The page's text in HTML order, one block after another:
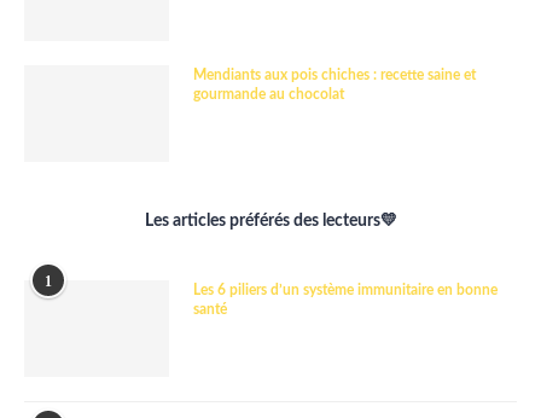
Mendiants aux pois chiches : recette saine et
gourmande au chocolat
Les articles préférés des lecteurs💛
1
Les 6 piliers d’un système immunitaire en bonne
santé